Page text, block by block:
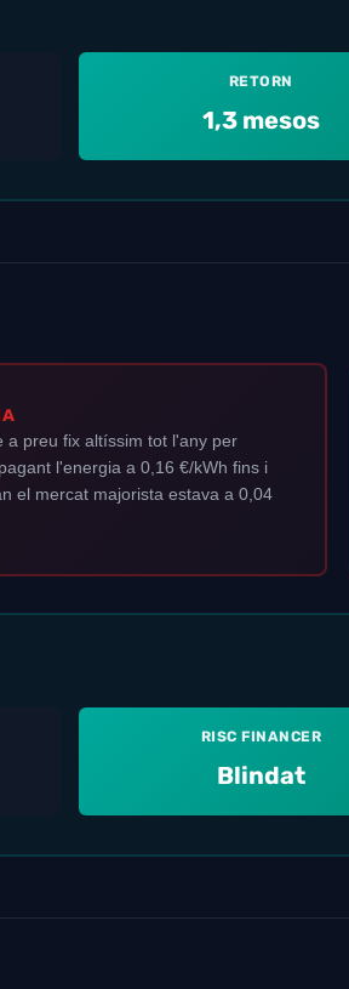
RETORN
1,3 mesos
a preu fix altíssim tot l'any per
l'energia a 0,16 €/kWh fins i
el mercat majorista estava a 0,04
RISC FINANCER
Blindat